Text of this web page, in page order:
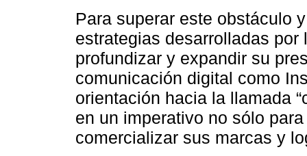
Para superar este obstáculo
estrategias desarrolladas
profundizar y expandir su
comunicación digital como
orientación hacia la llamada
en un imperativo no sólo
comercializar sus marcas y